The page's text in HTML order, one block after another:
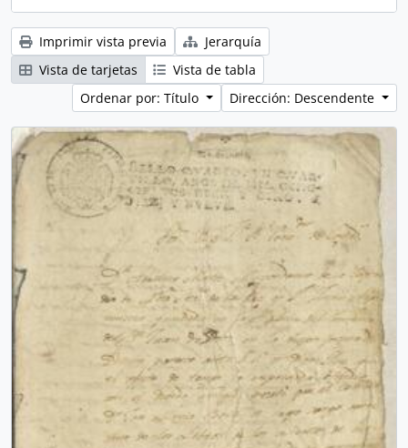
Imprimir vista previa
Jerarquía
Vista de tarjetas
Vista de tabla
Ordenar por: Título
Dirección: Descendente